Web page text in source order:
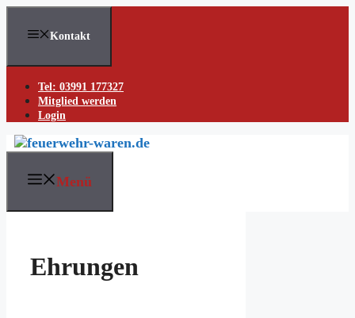
Skip
content
Kontakt
Tel: 03991 177327
Mitglied werden
Login
Menü
Ehrungen